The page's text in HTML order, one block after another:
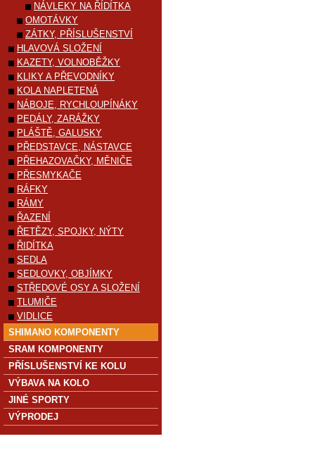
NÁVLEKY NA ŘÍDÍTKA
OMOTÁVKY
ZÁTKY, PŘÍSLUŠENSTVÍ
HLAVOVÁ SLOŽENÍ
KAZETY, VOLNOBĚŽKY
KLIKY A PŘEVODNÍKY
KOLA NAPLETENÁ
NÁBOJE, RYCHLOUPÍNÁKY
PEDÁLY, ZARÁŽKY
PLÁŠTĚ, GALUSKY
PŘEDSTAVCE, NÁSTAVCE
PŘEHAZOVAČKY, MĚNIČE
PŘESMYKAČE
RÁFKY
RÁMY
ŘAZENÍ
ŘETĚZY, SPOJKY, NÝTY
ŘIDÍTKA
SEDLA
SEDLOVKY, OBJÍMKY
STŘEDOVÉ OSY A SLOŽENÍ
TLUMIČE
VIDLICE
SHIMANO KOMPONENTY
SRAM KOMPONENTY
PŘÍSLUŠENSTVÍ KE KOLU
VÝBAVA NA KOLO
JINÉ SPORTY
VÝPRODEJ